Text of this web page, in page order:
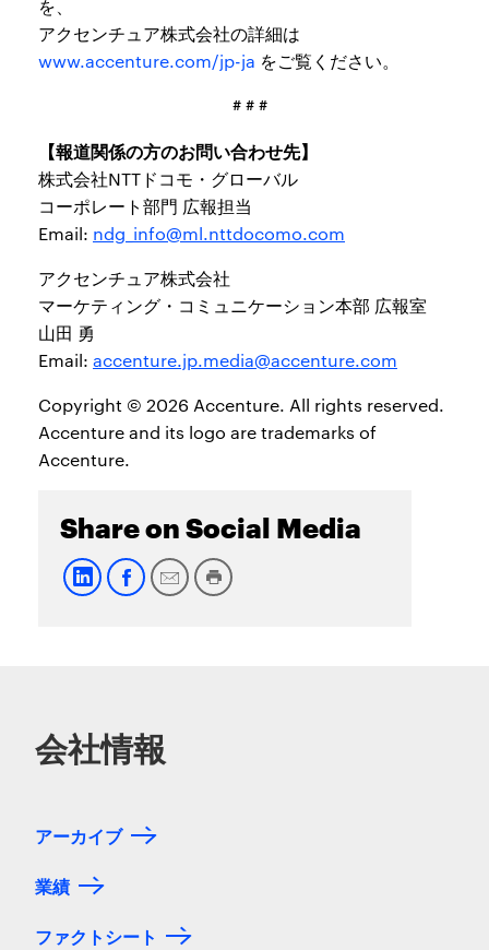
を、
アクセンチュア株式会社の詳細は
www.accenture.com/jp-ja をご覧ください。
# # #
【報道関係の方のお問い合わせ先】
株式会社NTTドコモ・グローバル
コーポレート部門 広報担当
Email: ndg_info@ml.nttdocomo.com
アクセンチュア株式会社
マーケティング・コミュニケーション本部 広報室
山田 勇
Email: accenture.jp.media@accenture.com
Copyright © 2026 Accenture. All rights reserved.
Accenture and its logo are trademarks of
Accenture.
Share on Social Media
会社情報
アーカイブ
業績
ファクトシート